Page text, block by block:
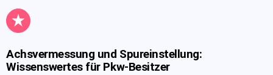
Achsvermessung und Spureinstellung:
Wissenswertes für Pkw-Besitzer